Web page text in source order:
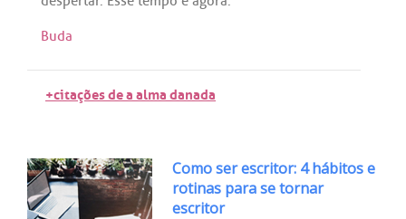
Buda
+citações de a alma danada
Como ser escritor: 4 hábitos e
rotinas para se tornar
escritor